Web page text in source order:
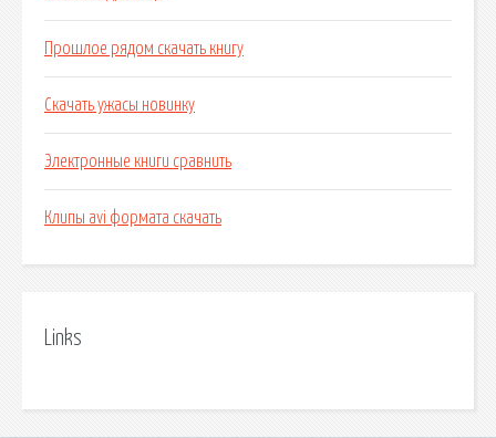
Прошлое рядом скачать книгу
Скачать ужасы новинку
Электронные книги сравнить
Клипы avi формата скачать
Links